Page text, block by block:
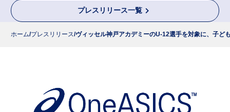
プレスリリース一覧
ホーム プレスリリース ヴィッセル神戸アカデミーのU-12選手を対象に、子ど